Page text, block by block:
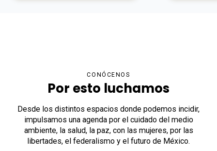
CONÓCENOS
Por esto luchamos
Desde los distintos espacios donde podemos incidir,
impulsamos una agenda por el cuidado del medio
ambiente, la salud, la paz, con las mujeres, por las
libertades, el federalismo y el futuro de México.